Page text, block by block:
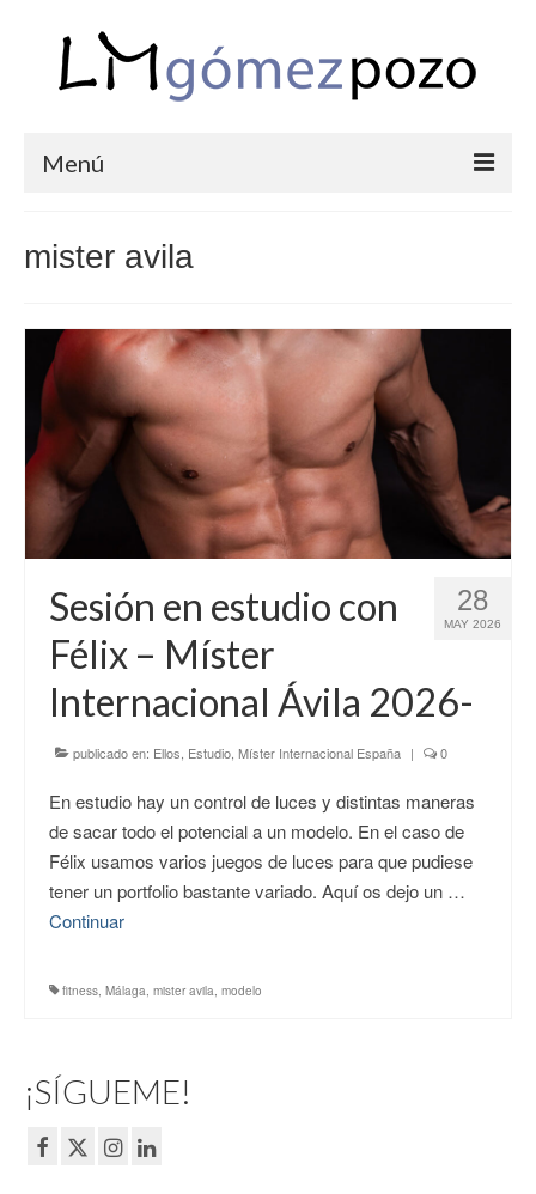
Menú
COMUNIONES
CORPORATIVAS
SEMANA SANTA
BLOG
SOBRE LM
mister avila
28
MAY 2026
Sesión en estudio con
Félix – Míster
Internacional Ávila 2026-
publicado en: Ellos Estudio Míster Internacional España | 0
En estudio hay un control de luces y distintas maneras
de sacar todo el potencial a un modelo. En el caso de
Félix usamos varios juegos de luces para que pudiese
tener un portfolio bastante variado. Aquí os dejo un …
Continuar
fitness, Málaga, mister avila, modelo
¡SÍGUEME!